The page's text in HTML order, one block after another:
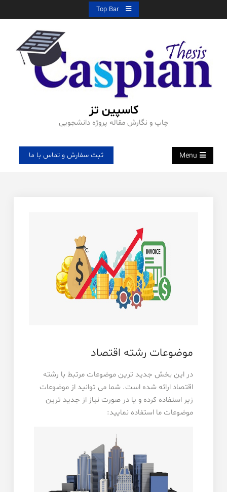
to
Top Bar
کاسپین تز
چاپ و نگارش مقاله پروژه دانشجویی
Menu ثبت سفارش و تماس با ما
موضوعات رشته اقتصاد
در این بخش جدید ترین موضوعات مرتبط با رشته
اقتصاد ارائه شده است. شما می توانید از موضوعات
زیر استفاده کرده و یا در صورت نیاز از جدید ترین
موضوعات ما استفاده نمایید: